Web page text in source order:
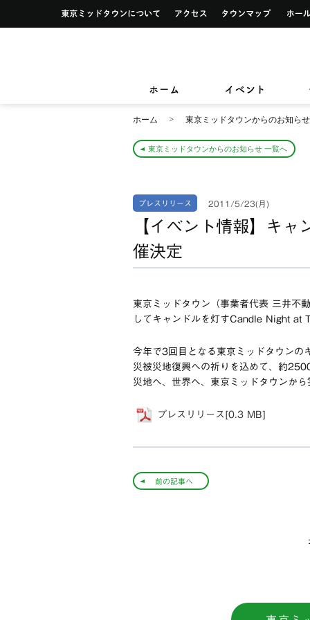
東京ミッドタウンについて
アクセス タウンマ
イベント
ショップ検索
フロアガイド
レストラン＆フード検索
フロアガイド
TOKYO MIDTOWN DESIGN LIVE
東京ミッドタウンクリニック
サービス案内トップ
小さなお子様をお連れのお客様
ホーム 東京ミッドタウンからのお知らせ
東京ミッドタウンからのお知らせ 一覧へ
プレスリリース 2011/5/23(月)
【イベント情報】キ
催決定
東京ミッドタウン（事業者代表 三井
してキャンドルを灯すCandle Night at
今年で3回目となる東京ミッドタウンの
災被災地復興への祈りを込めて、約
災地へ、世界へ、東京ミッドタウンか
プレスリリース[0.3 MB]
前の記事へ